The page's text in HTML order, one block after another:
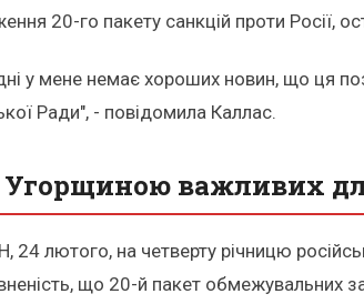
20-го пакету санкцій проти Росії,
у мене немає хороших новин, що ця
Ради", - повідомила Каллас.
важливих
24 лютого, на четверту річницю
що 20-й пакет обмежувальних